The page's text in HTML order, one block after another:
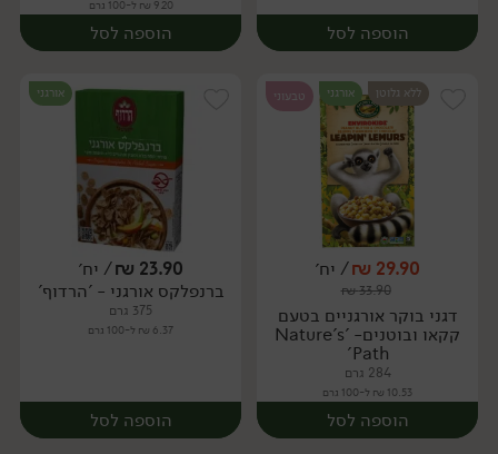
הוספה לסל
יח׳
9.20 ₪ ל-100 גרם
הוספה לסל
יח׳
ללא גלוטן אורגני טבעוני
29.90
₪/ יח׳
33.90
₪
דגני בוקר אורגניים בטעם
קקאו ובוטנים- 'Nature's
Path'
284 גרם
10.53 ₪ ל-100 גרם
הוספה לסל
אורגני
23.90
₪/ יח׳
ברנפלקס אורגני - 'הרדוף'
375 גרם
6.37 ₪ ל-100 גרם
הוספה לסל